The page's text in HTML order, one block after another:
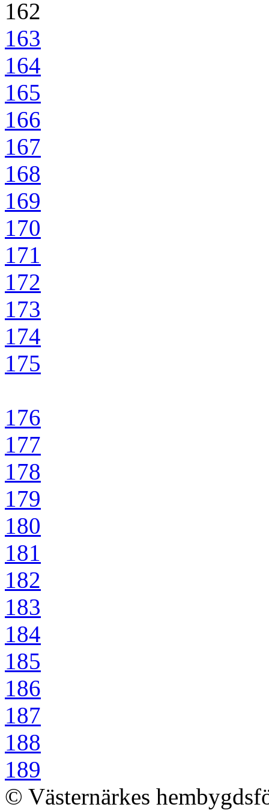
162
163
164
165
166
167
168
169
170
171
172
173
174
175
176
177
178
179
180
181
182
183
184
185
186
187
188
189
© Västernärkes